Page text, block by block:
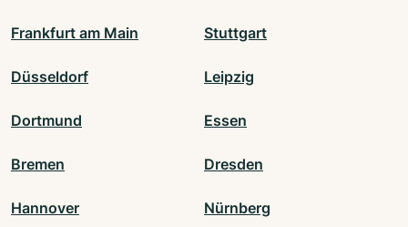
Frankfurt am Main Stuttgart
Düsseldorf Leipzig
Dortmund Essen
Bremen Dresden
Hannover Nürnberg